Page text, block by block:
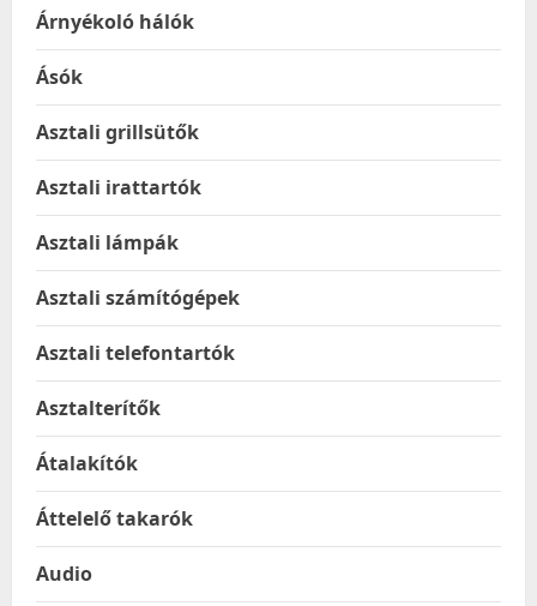
Árnyékoló hálók
Ásók
Asztali grillsütők
Asztali irattartók
Asztali lámpák
Asztali számítógépek
Asztali telefontartók
Asztalterítők
Átalakítók
Áttelelő takarók
Audio